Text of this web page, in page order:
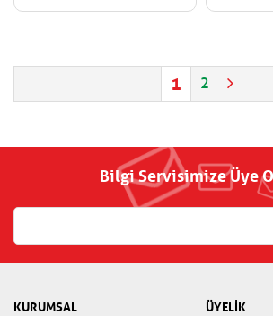
1 2
Bilgi Servisimize Üye
KURUMSAL ÜYELİK